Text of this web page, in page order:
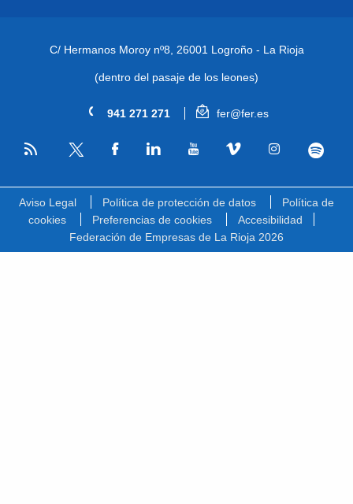
C/ Hermanos Moroy nº8, 26001 Logroño - La Rioja
(dentro del pasaje de los leones)
941 271 271 fer@fer.es
RSS
Aviso Legal Política de protección de datos
Política de
cookies
Preferencias de cookies
Accesibilidad
Federación de Empresas de La Rioja 2026